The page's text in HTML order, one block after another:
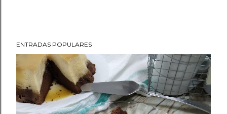
ENTRADAS POPULARES